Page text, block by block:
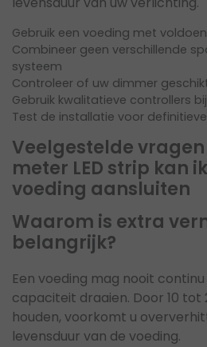
Gebruik een voeding met
Combineer geen verschillende
systeem
Controleer of uw dimmer
Gebruik kwalitatieve controllers
Test de installatie voor
Veelgestelde
meter LED strip kan
voeding aansluiten
Waarom is extra
belangrijk?
Een voeding mag nooit
capaciteit draaien. Door 10
houden, voorkomt u
levensduur van de voeding.